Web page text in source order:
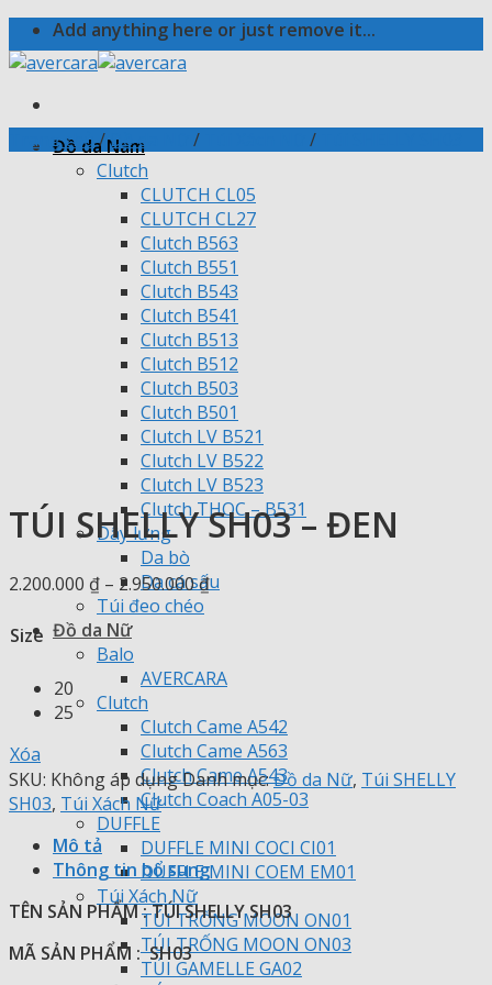
Skip
to
content
Add anything here or just remove it...
Đồ da Nam
Clutch
CLUTCH CL05
CLUTCH CL27
Clutch B563
Clutch B551
Clutch B543
Clutch B541
Clutch B513
Clutch B512
Clutch B503
Clutch B501
Clutch LV B521
Clutch LV B522
Clutch LV B523
Clutch THOC – B531
Dây lưng
Da bò
Da cá sấu
Túi đeo chéo
Đồ da Nữ
Balo
AVERCARA
Clutch
Clutch Came A542
Clutch Came A563
Clutch Came A543
Clutch Coach A05-03
DUFFLE
DUFFLE MINI COCI CI01
DUFFLE MINI COEM EM01
Túi Xách Nữ
TÚI TRỐNG MOON ON01
TÚI TRỐNG MOON ON03
TÚI GAMELLE GA02
Trang chủ /Đồ da Nữ / /
TÚI SHELLY SH03 – ĐEN
2.200.000 ₫ – 2.950.000₫Khoảng
đến
Size
20
25
Xóa
SKU: Không áp dụngDanh mục:Đồ da Nữ, Túi SHELLY
SH03, Túi Xách Nữ
Mô tả
Thông tin bổ sung
TÊN SẢN PHẨM : TÚI SHELLY SH03
MÃ SẢN PHẨM : SH03